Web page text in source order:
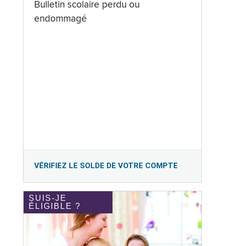
Bulletin scolaire perdu ou
endommagé
VÉRIFIEZ LE SOLDE DE VOTRE COMPTE
SUIS-JE
ÉLIGIBLE ?